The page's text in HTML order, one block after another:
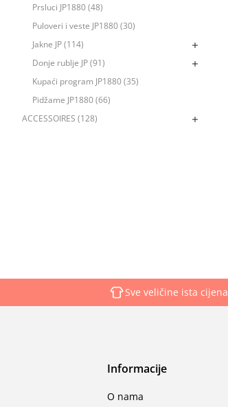
Prsluci JP1880 (48)
Puloveri i veste JP1880 (30)
Jakne JP (114)
Donje rublje JP (91)
Kupaći program JP1880 (35)
Pidžame JP1880 (66)
ACCESSOIRES (128)
Sve veličine ista cijena
Informacije
O nama